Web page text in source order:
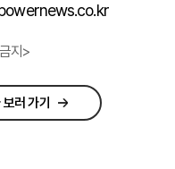
지>
러 가기